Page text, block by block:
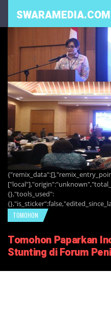
SWARAMEDIA.COM
{},"tools_used":
TOMOHON
Tomohon Paparkan
Stunting di Forum